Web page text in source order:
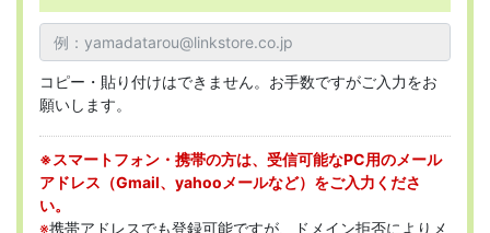
コピー・貼り付けはできません。お手数ですがご入力をお
願いします。
※スマートフォン・携帯の方は、受信可能なPC用のメール
アドレス（Gmail、yahooメールなど）をご入力くださ
い。
※携帯アドレスでも登録可能ですが、ドメイン拒否によりメ